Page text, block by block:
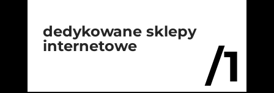
/1
dedykowane sklepy
internetowe